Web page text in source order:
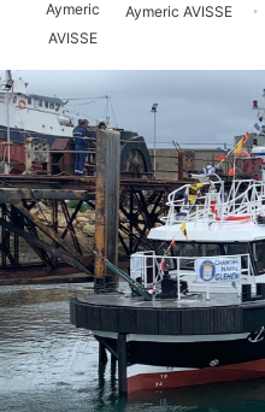
Aymeric AVISSE